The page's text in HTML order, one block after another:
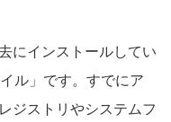
にインストールしてい
ル」です。すでにア
ジストリやシステムフ